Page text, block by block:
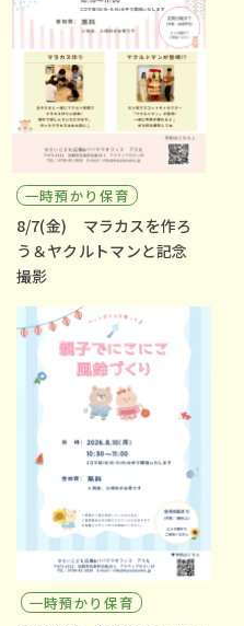
一時預かり保育
8/7(金) マラカスを作ろ
う＆ヤクルトマンと記念
撮影
一時預かり保育